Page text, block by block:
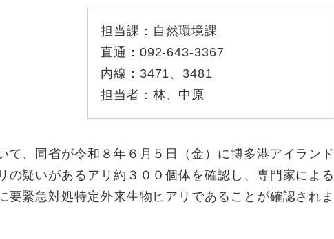
担当課： 自然環境課
直通： 092-643-3367
内線： 3471、3481
担当者： 林、中原
、同省が令和８年６月５日（金）に博多港アイランド
の疑いがあるアリ約３００個体を確認し、専門家による
要緊急対処特定外来生物ヒアリであることが確認されま